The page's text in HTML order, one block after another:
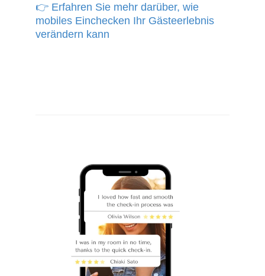
👉 Erfahren Sie mehr darüber, wie
mobiles Einchecken Ihr Gästeerlebnis
verändern kann